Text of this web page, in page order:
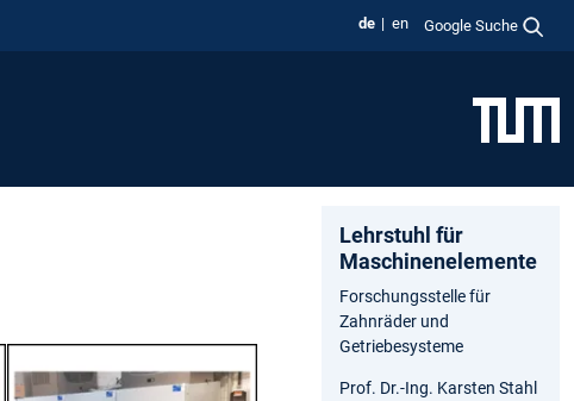
de en Google Suche
Lehrstuhl für
Maschinenelemente
Forschungsstelle für
Zahnräder und
Getriebesysteme
Prof. Dr.-Ing. Karsten Stahl